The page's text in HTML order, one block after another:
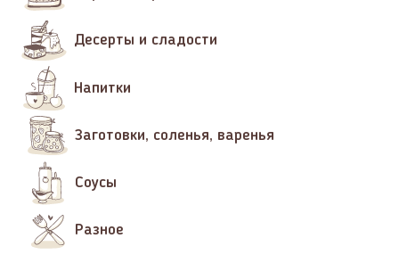
Десерты и сладости
Напитки
Заготовки, соленья, варенья
Соусы
Разное